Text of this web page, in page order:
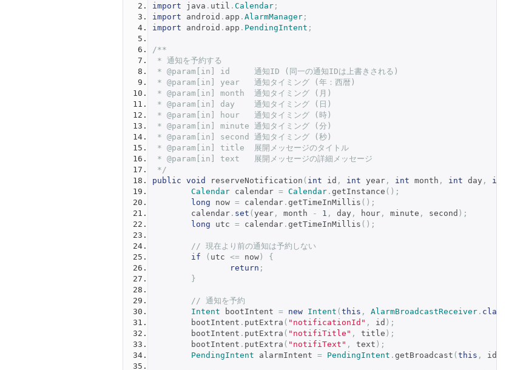
import java . util . Calendar ;
import android . app . AlarmManager ;
import android . app . PendingIntent ;
/**
* 通知を予約する
* @param[in] id     通知ID (同一の通知IDは上書きされる)
* @param[in] year   通知タイミング (年：西暦)
* @param[in] month  通知タイミング (月)
* @param[in] day    通知タイミング (日)
* @param[in] hour   通知タイミング (時)
* @param[in] minute 通知タイミング (分)
* @param[in] second 通知タイミング (秒)
* @param[in] title  展開メッセージのタイトル
* @param[in] text   展開メッセージの詳細メッセージ
*/
public void reserveNotification ( int id , int year , int month , int day , int
Calendar calendar = Calendar . getInstance ();
long now = calendar . getTimeInMillis ();
	calendar
. set ( year , month - 1 , day , hour , minute , second );
long utc = calendar . getTimeInMillis ();
// 現在より前の通知は予約しない
if
( utc <= now )
{
return ;
}
// 通知を予約
Intent bootIntent = new Intent ( this , AlarmBroadcastReceiver . class
	bootIntent
. putExtra ( "notificationId" , id );
	bootIntent
. putExtra ( "notifiTitle" , title );
	bootIntent
. putExtra ( "notifiText" , text );
PendingIntent alarmIntent = PendingIntent . getBroadcast ( this , id